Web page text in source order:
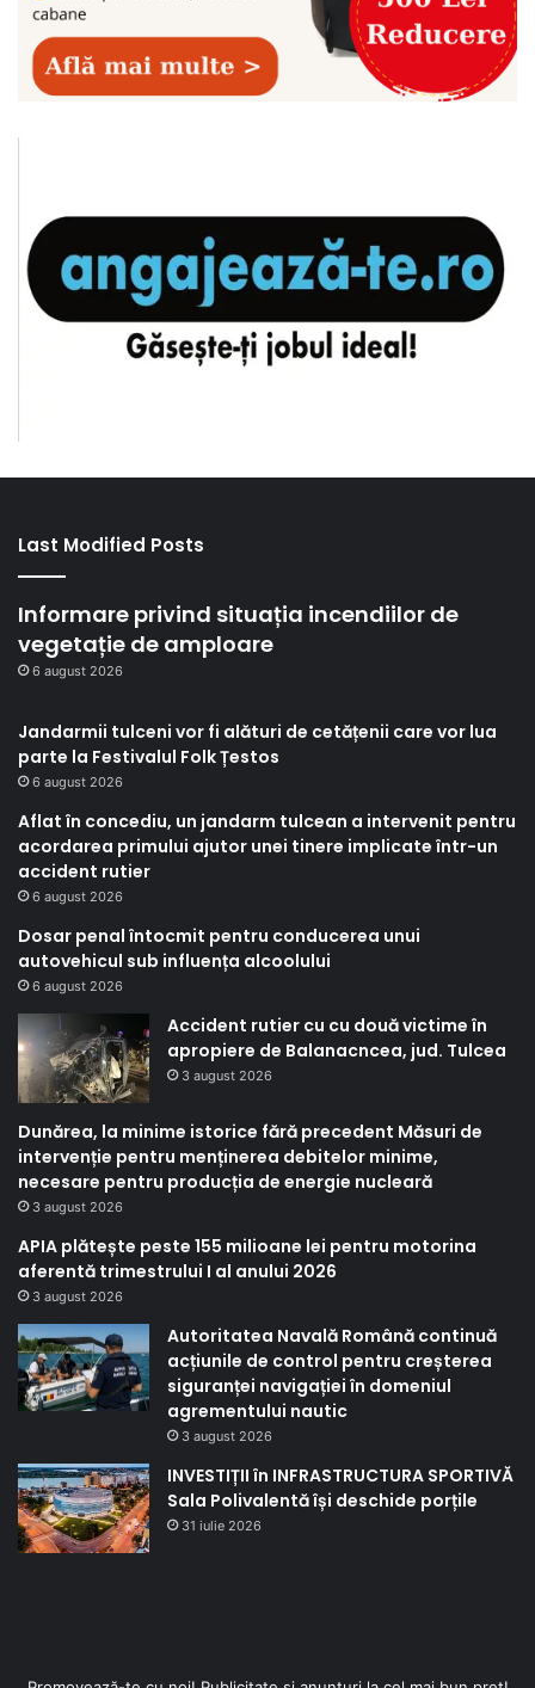
Last Modified Posts
Informare privind situația incendiilor de
vegetație de amploare
6 august 2026
Jandarmii tulceni vor fi alături de cetățenii care vor lua
parte la Festivalul Folk Țestos
6 august 2026
Aflat în concediu, un jandarm tulcean a intervenit pentru
acordarea primului ajutor unei tinere implicate într-un
accident rutier
6 august 2026
Dosar penal întocmit pentru conducerea unui
autovehicul sub influența alcoolului
6 august 2026
Accident rutier cu cu două victime în
apropiere de Balanacncea, jud. Tulcea
3 august 2026
Dunărea, la minime istorice fără precedent Măsuri de
intervenție pentru menținerea debitelor minime,
necesare pentru producția de energie nucleară
3 august 2026
APIA plătește peste 155 milioane lei pentru motorina
aferentă trimestrului I al anului 2026
3 august 2026
Autoritatea Navală Română continuă
acțiunile de control pentru creșterea
siguranței navigației în domeniul
agrementului nautic
3 august 2026
INVESTIȚII în INFRASTRUCTURA SPORTIVĂ
Sala Polivalentă își deschide porțile
31 iulie 2026